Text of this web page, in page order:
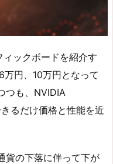
ックボードを紹介す
円、10万円となって
つも、NVIDIA
るだけ価格と性能を近
貨の下落に伴って下が